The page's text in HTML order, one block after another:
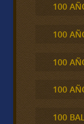
100
100
100
100
100